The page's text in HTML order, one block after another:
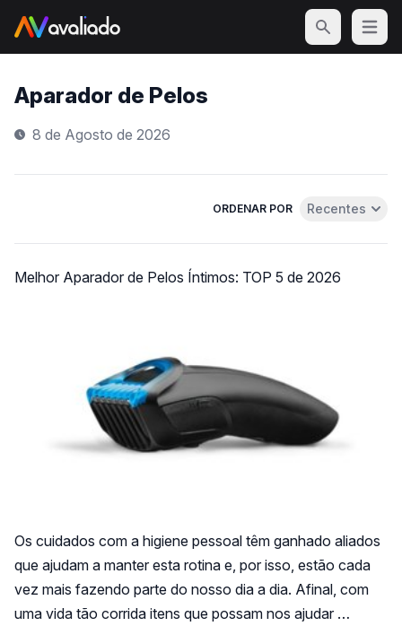
Open
Aparador de Pelos
8 de Agosto de 2026
ORDENAR POR Abrir menu de
Recentes
Melhor Aparador de Pelos Íntimos: TOP 5 de 2026
Os cuidados com a higiene pessoal têm ganhado aliados
que ajudam a manter esta rotina e, por isso, estão cada
vez mais fazendo parte do nosso dia a dia. Afinal, com
uma vida tão corrida itens que possam nos ajudar …